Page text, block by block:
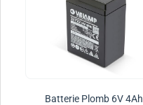
Batterie Plomb 6V 4Ah